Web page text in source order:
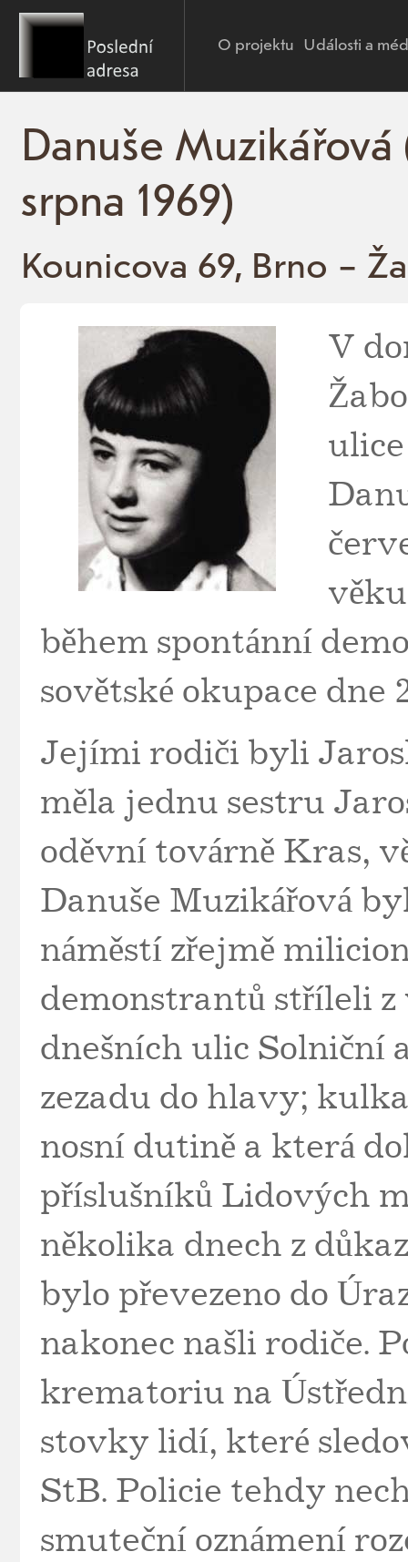
O projektu Události a
Danuše Muzikářová
srpna 1969)
Kounicova 69, Brno –
V
během spontánní
sovětské okupace dne
Jejími rodiči byli
měla jednu sestru
oděvní továrně Kras,
Danuše Muzikářová
náměstí zřejmě
demonstrantů stříleli
dnešních ulic Solniční
zezadu do hlavy;
nosní dutině a která
příslušníků Lidových
několika dnech z
bylo převezeno do
nakonec našli rodiče.
krematoriu na
stovky lidí, které
StB. Policie tehdy
smuteční oznámení